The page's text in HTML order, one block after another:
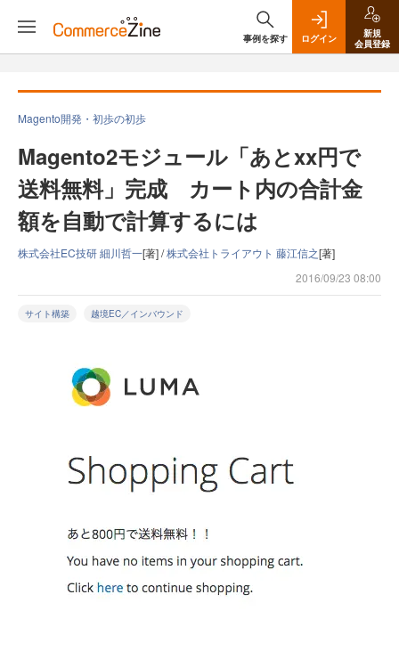
事例を探す ログイン
新規
会員登録
Magento開発・初歩の初歩
Magento2モジュール「あとxx円で
送料無料」完成 カート内の合計金
額を自動で計算するには
株式会社EC技研 細川哲一[著] /株式会社トライアウト 藤江信之[著]
2016/09/23 08:00
サイト構築 越境EC／インバウンド